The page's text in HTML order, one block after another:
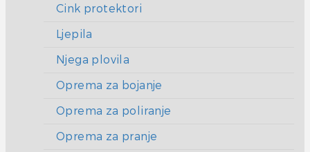
Cink protektori
Ljepila
Njega plovila
Oprema za bojanje
Oprema za poliranje
Oprema za pranje